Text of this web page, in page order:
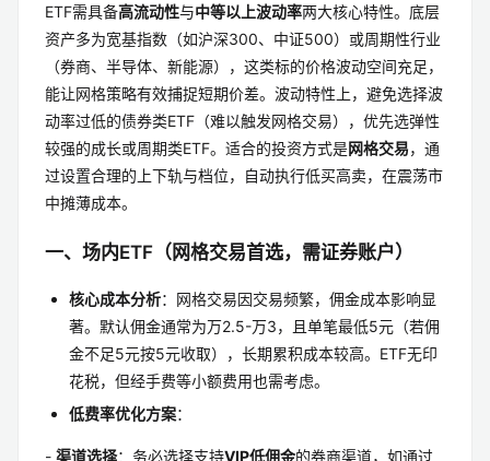
ETF需具备高流动性与中等以上波动率两大核心特性。底层
资产多为宽基指数（如沪深300、中证500）或周期性行业
（券商、半导体、新能源），这类标的价格波动空间充足，
能让网格策略有效捕捉短期价差。波动特性上，避免选择波
动率过低的债券类ETF（难以触发网格交易），优先选弹性
较强的成长或周期类ETF。适合的投资方式是网格交易，通
过设置合理的上下轨与档位，自动执行低买高卖，在震荡市
中摊薄成本。
一、场内ETF（网格交易首选，需证券账户）
核心成本分析：网格交易因交易频繁，佣金成本影响显
著。默认佣金通常为万2.5-万3，且单笔最低5元（若佣
金不足5元按5元收取），长期累积成本较高。ETF无印
花税，但经手费等小额费用也需考虑。
低费率优化方案：
- 渠道选择：务必选择支持VIP低佣金的券商渠道，如通过